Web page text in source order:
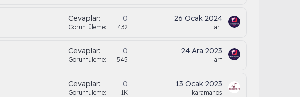
Cevaplar 0
Görüntüleme 432
26 Ocak 2024
art
Cevaplar 0
Görüntüleme 545
24 Ara 2023
art
Cevaplar 0
Görüntüleme 1K
13 Ocak 2023
karamanos